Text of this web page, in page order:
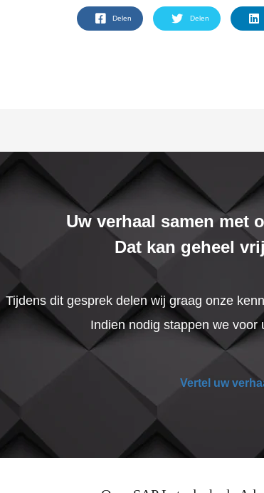
Delen Delen
Uw verhaal samen met
Dat kan geheel
Tijdens dit gesprek delen wij graag onze
Indien nodig stappen we voor
Vertel uw